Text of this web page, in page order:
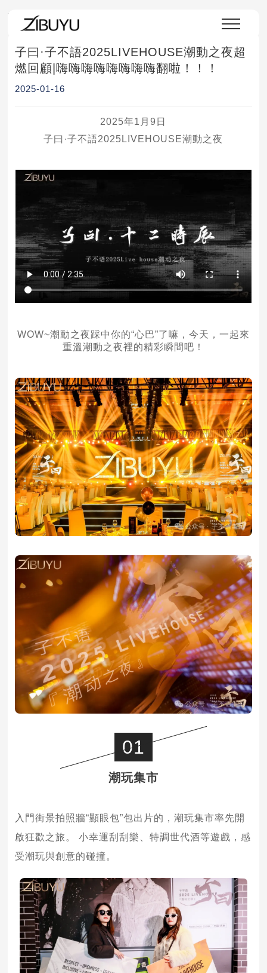
首頁 >媒體中心
子曰·子不語2025LIVEHOUSE潮動之夜超
燃回顧|嗨嗨嗨嗨嗨嗨嗨嗨翻啦！！！
2025-01-16
2025年1月9日
子曰·子不語2025LIVEHOUSE潮動之夜
WOW~潮動之夜踩中你的“心巴”了嘛，今天，一起來
重溫潮動之夜裡的精彩瞬間吧！
01
潮玩集市
入門街景拍照牆“顯眼包”包出片的，潮玩集市率先開
啟狂歡之旅。 小幸運刮刮樂、特調世代酒等遊戲，感
受潮玩與創意的碰撞。